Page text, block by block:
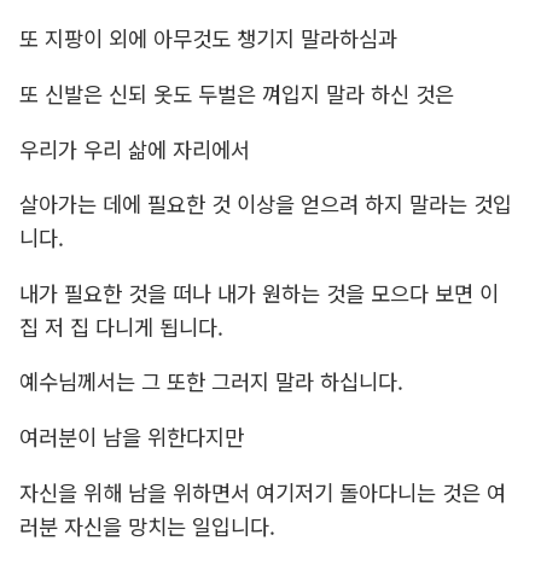
또 지팡이 외에 아무것도 챙기지 말라하심과
또 신발은 신되 옷도 두벌은 껴입지 말라 하신 것은
우리가 우리 삶에 자리에서
살아가는 데에 필요한 것 이상을 얻으려 하지 말라는 것입
니다.
내가 필요한 것을 떠나 내가 원하는 것을 모으다 보면 이
집 저 집 다니게 됩니다.
예수님께서는 그 또한 그러지 말라 하십니다.
여러분이 남을 위한다지만
자신을 위해 남을 위하면서 여기저기 돌아다니는 것은 여
러분 자신을 망치는 일입니다.